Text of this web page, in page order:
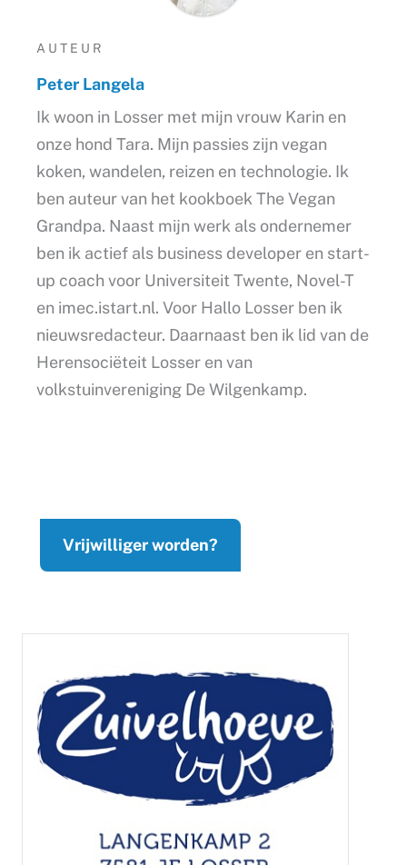
AUTEUR
Peter Langela
Ik woon in Losser met mijn vrouw Karin en
onze hond Tara. Mijn passies zijn vegan
koken, wandelen, reizen en technologie. Ik
ben auteur van het kookboek The Vegan
Grandpa. Naast mijn werk als ondernemer
ben ik actief als business developer en start-
up coach voor Universiteit Twente, Novel-T
en imec.istart.nl. Voor Hallo Losser ben ik
nieuwsredacteur. Daarnaast ben ik lid van de
Herensociëteit Losser en van
volkstuinvereniging De Wilgenkamp.
Vrijwilliger worden?